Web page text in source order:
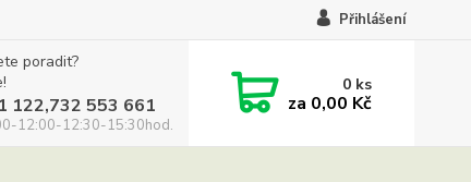
Přihlášení
poradit?
122,732 553 661
12:00-12:30-15:30hod.
0 ks
za 0,00 Kč